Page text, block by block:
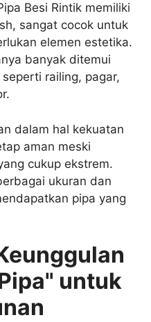
Besi Rintik memiliki
sangat cocok untuk
elemen estetika.
banyak ditemui
railing, pagar,
dalam hal kekuatan
aman meski
cukup ekstrem.
ukuran dan
pipa yang
untuk